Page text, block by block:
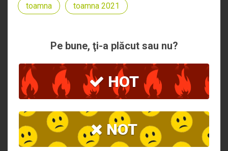
toamna toamna 2021
Pe bune, ţi-a plăcut sau nu?
HOT
NOT